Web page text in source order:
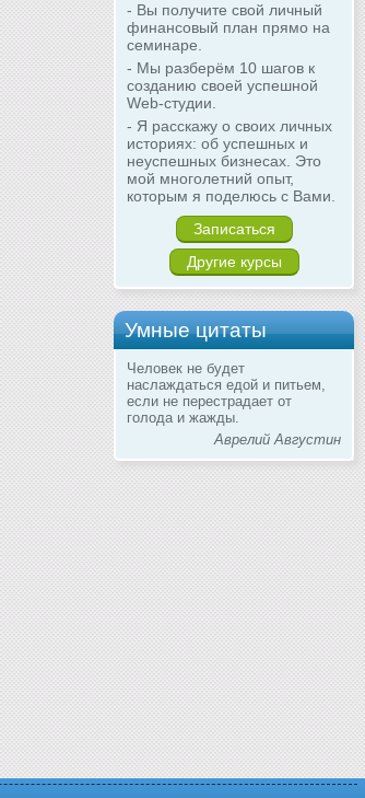
- Вы получите свой личный
финансовый план прямо на
семинаре.
- Мы разберём 10 шагов к
созданию своей успешной
Web-студии.
- Я расскажу о своих личных
историях: об успешных и
неуспешных бизнесах. Это
мой многолетний опыт,
которым я поделюсь с Вами.
Записаться
Другие курсы
Умные цитаты
Человек не будет
наслаждаться едой и питьем,
если не перестрадает от
голода и жажды.
Аврелий Августин